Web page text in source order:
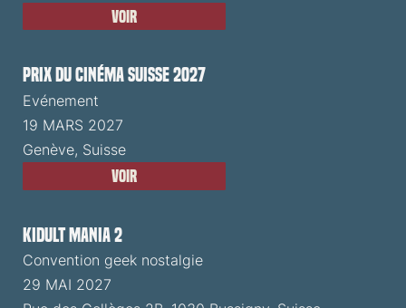
Voir
Prix du Cinéma Suisse 2027
Evénement
19 MARS 2027
Genève, Suisse
Voir
Kidult Mania 2
Convention geek nostalgie
29 MAI 2027